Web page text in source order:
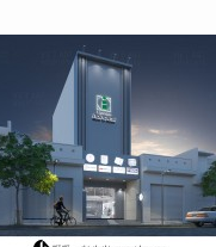
THIẾT KẾ THI CÔNG
HÀNG REAL EMS
TẠI TTTM